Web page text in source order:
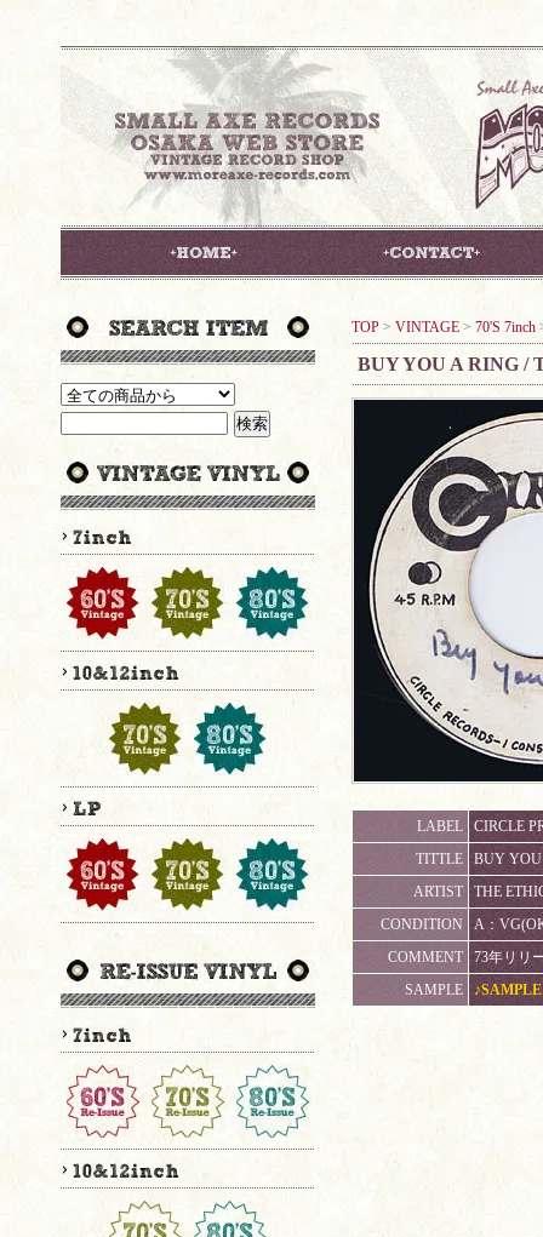
TOP > VINTAGE > 70'S 7inch
BUY YOU A RING /
LABEL
CIRCLE
TITTLE
BUY
ARTIST
THE
CONDITION
A：
COMMENT
73年リリ
SAMPLE
♪SAMPLE